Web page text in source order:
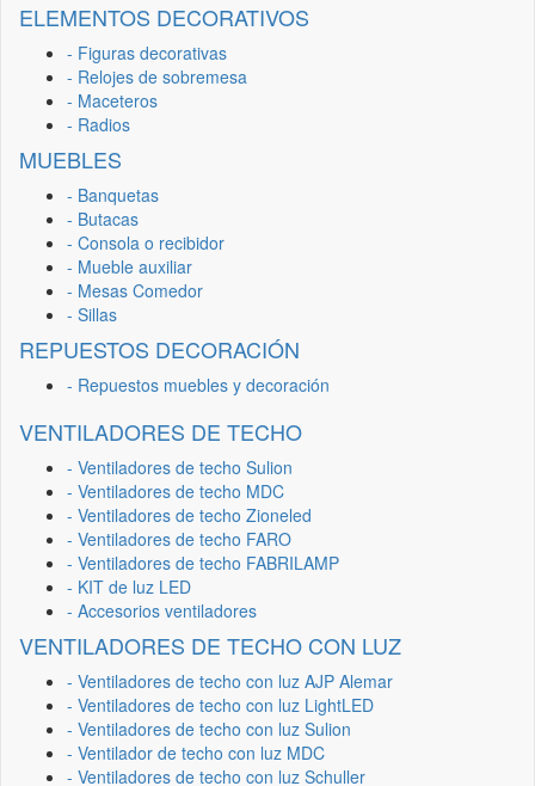
ELEMENTOS DECORATIVOS
- Figuras decorativas
- Relojes de sobremesa
- Maceteros
- Radios
MUEBLES
- Banquetas
- Butacas
- Consola o recibidor
- Mueble auxiliar
- Mesas Comedor
- Sillas
REPUESTOS DECORACIÓN
- Repuestos muebles y decoración
VENTILADORES DE TECHO
- Ventiladores de techo Sulion
- Ventiladores de techo MDC
- Ventiladores de techo Zioneled
- Ventiladores de techo FARO
- Ventiladores de techo FABRILAMP
- KIT de luz LED
- Accesorios ventiladores
VENTILADORES DE TECHO CON LUZ
- Ventiladores de techo con luz AJP Alemar
- Ventiladores de techo con luz LightLED
- Ventiladores de techo con luz Sulion
- Ventilador de techo con luz MDC
- Ventiladores de techo con luz Schuller